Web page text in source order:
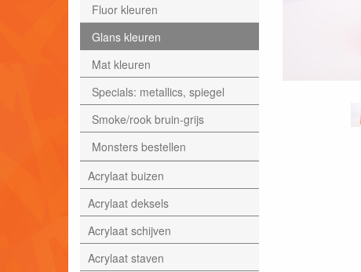
Fluor kleuren
Glans kleuren
Mat kleuren
Specials: metallics, spiegel
Smoke/rook bruin-grijs
Monsters bestellen
Acrylaat buizen
Acrylaat deksels
Acrylaat schijven
Acrylaat staven